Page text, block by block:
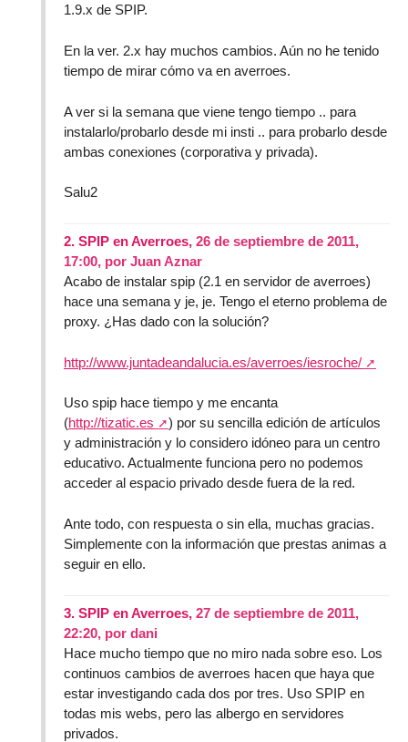
1.9.x de SPIP.
En la ver. 2.x hay muchos cambios. Aún no he tenido
tiempo de mirar cómo va en averroes.
A ver si la semana que viene tengo tiempo .. para
instalarlo/probarlo desde mi insti .. para probarlo desde
ambas conexiones (corporativa y privada).
Salu2
2. SPIP en Averroes, 26 de septiembre de 2011,
17:00, por Juan Aznar
Acabo de instalar spip (2.1 en servidor de averroes)
hace una semana y je, je. Tengo el eterno problema de
proxy. ¿Has dado con la solución?
http://www.juntadeandalucia.es/averroes/iesroche/
Uso spip hace tiempo y me encanta
(http://tizatic.es
) por su sencilla edición de artículos
y administración y lo considero idóneo para un centro
educativo. Actualmente funciona pero no podemos
acceder al espacio privado desde fuera de la red.
Ante todo, con respuesta o sin ella, muchas gracias.
Simplemente con la información que prestas animas a
seguir en ello.
3. SPIP en Averroes, 27 de septiembre de 2011,
22:20, por dani
Hace mucho tiempo que no miro nada sobre eso. Los
continuos cambios de averroes hacen que haya que
estar investigando cada dos por tres. Uso SPIP en
todas mis webs, pero las albergo en servidores
privados.